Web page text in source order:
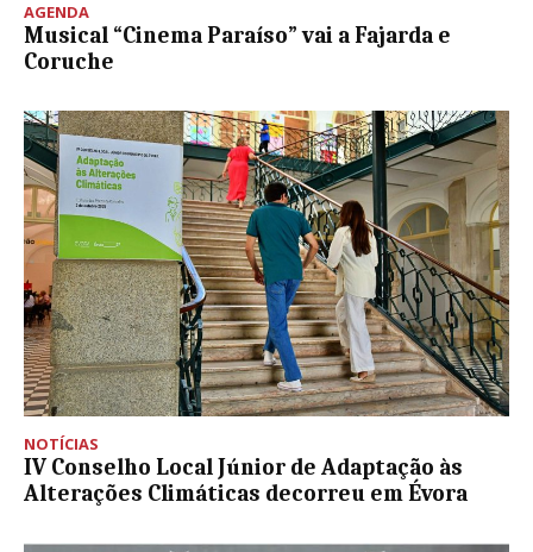
AGENDA
Musical “Cinema Paraíso” vai a Fajarda e
Coruche
NOTÍCIAS
IV Conselho Local Júnior de Adaptação às
Alterações Climáticas decorreu em Évora